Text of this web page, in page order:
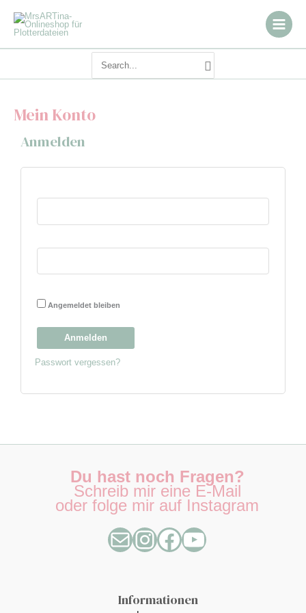
Inhalt
springen
for:
Mein Konto
Anmelden
Angemeldet bleiben
Anmelden
Passwort vergessen?
Du hast noch Fragen?
Schreib mir eine E-Mail
oder folge mir auf Instagram
E-MailInstagram
Facebook
YouTube
Informationen